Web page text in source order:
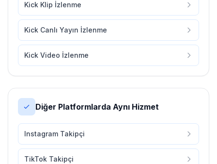
Kick Klip İzlenme
Kick Canlı Yayın İzlenme
Kick Video İzlenme
Diğer Platformlarda Aynı Hizmet
Instagram Takipçi
TikTok Takipçi